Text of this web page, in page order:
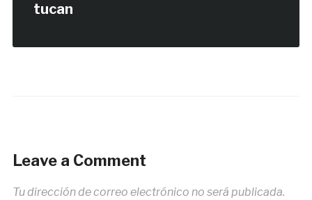
tucan
Leave a Comment
Tu dirección de correo electrónico no será publicada.